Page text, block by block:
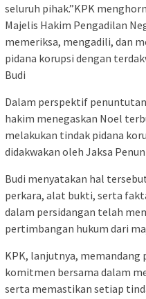
seluruh pihak.”KPK
Majelis Hakim Pengadilan
memeriksa, mengadili, dan
pidana korupsi dengan
Budi
Dalam perspektif
hakim menegaskan Noel
melakukan tindak pidana
didakwakan oleh Jaksa
Budi menyatakan hal
perkara, alat bukti, serta
dalam persidangan telah
pertimbangan hukum dari
KPK, lanjutnya, memandang
komitmen bersama dalam
serta memastikan setiap